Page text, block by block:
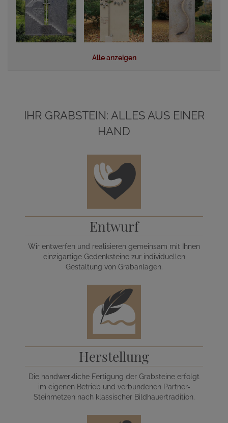
Alle anzeigen
IHR GRABSTEIN: ALLES AUS EINER
HAND
Entwurf
Wir entwerfen und realisieren gemeinsam mit Ihnen
einzigartige Gedenksteine zur individuellen
Gestaltung von Grabanlagen.
Herstellung
Die handwerkliche Fertigung der Grabsteine erfolgt
im eigenen Betrieb und verbundenen Partner-
Steinmetzen nach klassischer Bildhauertradition.